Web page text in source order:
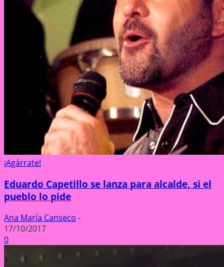
¡Agárrate!
Eduardo Capetillo se lanza para alcalde, si el
pueblo lo pide
Ana María Canseco -
17/10/2017
0